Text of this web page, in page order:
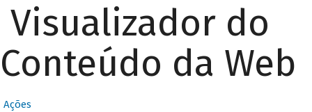
Visualizador do
Conteúdo da Web
Ações